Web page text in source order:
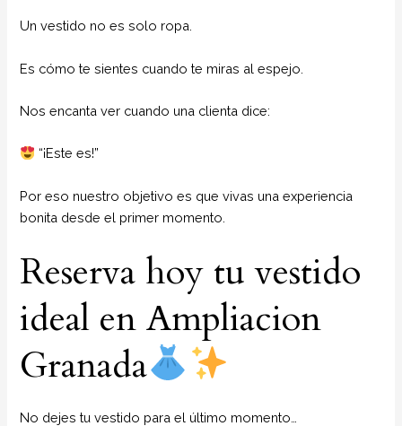
Un vestido no es solo ropa.
Es cómo te sientes cuando te miras al espejo.
Nos encanta ver cuando una clienta dice:
“¡Este es!”
Por eso nuestro objetivo es que vivas una experiencia
bonita desde el primer momento.
Reserva hoy tu vestido
ideal en Ampliacion
Granada
No dejes tu vestido para el último momento…